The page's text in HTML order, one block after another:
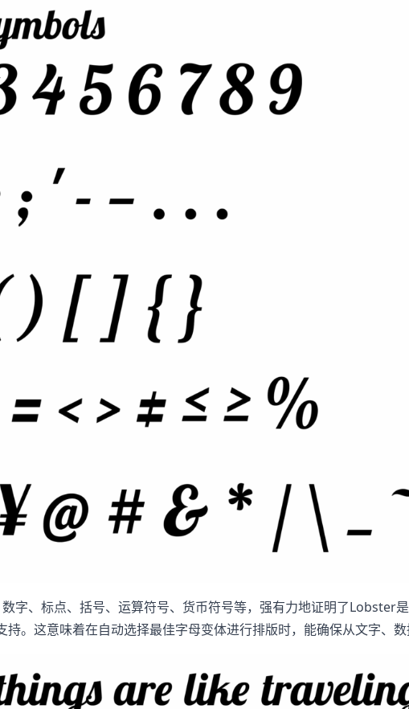
字、标点、括号、运算符号、货币符号等，强有力地证明了Lobster
。这意味着在自动选择最佳字母变体进行排版时，能确保从文字、